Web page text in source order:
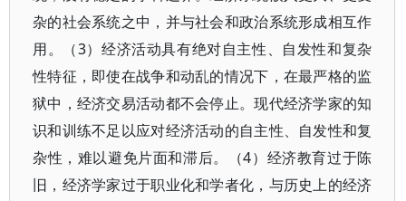
杂的社会系统之中，并与社会和政治系统形成相互作
用。（3）经济活动具有绝对自主性、自发性和复杂
性特征，即使在战争和动乱的情况下，在最严格的监
狱中，经济交易活动都不会停止。现代经济学家的知
识和训练不足以应对经济活动的自主性、自发性和复
杂性，难以避免片面和滞后。（4）经济教育过于陈
旧，经济学家过于职业化和学者化，与历史上的经济